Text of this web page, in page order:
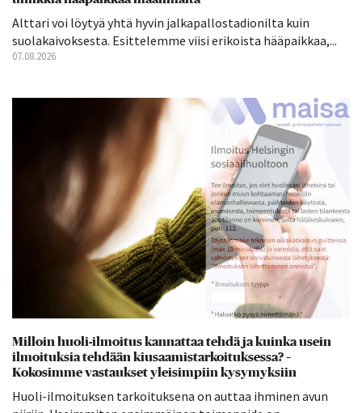
Alttari voi löytyä yhtä hyvin jalkapallostadionilta kuin
suolakaivoksesta. Esittelemme viisi erikoista hääpaikkaa,...
07.08.2026
Milloin huoli-ilmoitus kannattaa tehdä ja kuinka usein
ilmoituksia tehdään kiusaamistarkoituksessa? –
Kokosimme vastaukset yleisimpiin kysymyksiin
Huoli-ilmoituksen tarkoituksena on auttaa ihminen avun